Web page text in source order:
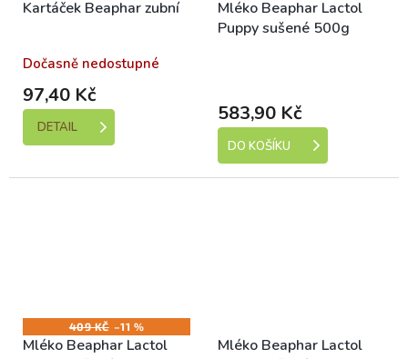
Kartáček Beaphar zubní
Dočasně nedostupné
97,40 Kč
DETAIL
Mléko Beaphar Lactol
Puppy sušené 500g
583,90 Kč
DO KOŠÍKU
409 KČ –11 %
Mléko Beaphar Lactol
Mléko Beaphar Lactol